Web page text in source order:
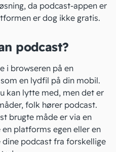
da podcast-appen er
er dog ikke gratis.
podcast?
i browseren på en
en lydfil på din mobil.
kan lytte med, men det er
folk hører podcast.
brugte måde er via en
platforms egen eller en
dine podcast fra forskellige